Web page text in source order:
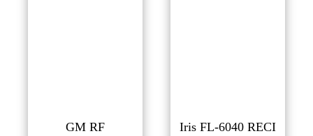
GM RF
Iris FL-6040 RECI